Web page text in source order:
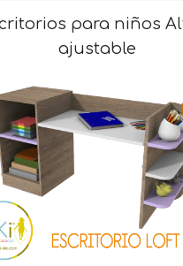
para niños
ajustable